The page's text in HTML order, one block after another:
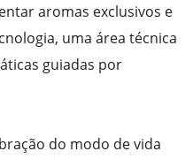
aromas exclusivos e
uma área técnica
guiadas por
do modo de vida